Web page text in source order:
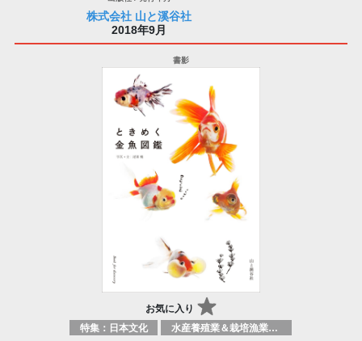
株式会社 山と溪谷社
2018年9月
お気に入り
特集：日本文化 水産養殖業＆栽培漁業：技術&実践